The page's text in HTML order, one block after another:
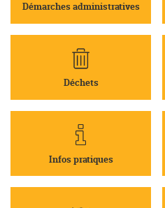
Démarches administratives
Déchets
Infos pratiques